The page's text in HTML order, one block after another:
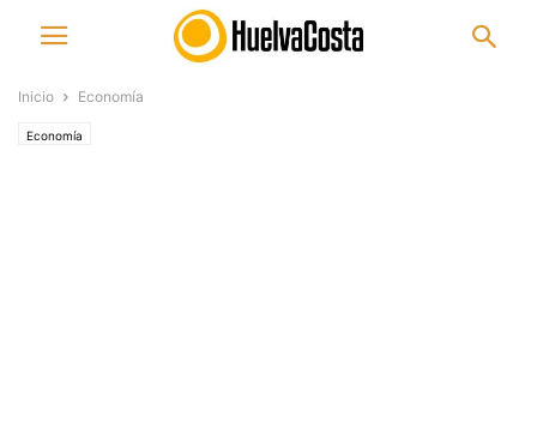
Inicio Economía
Economía